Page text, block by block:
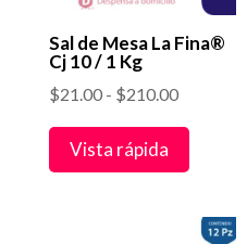
Sal de Mesa La Fina®
Cj 10 / 1 Kg
$21.00 - $210.00Rango
desde
hasta
Vista rápida